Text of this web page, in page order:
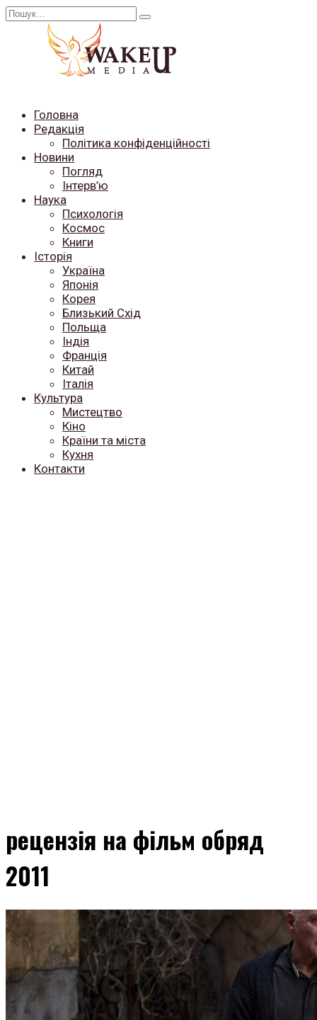
Перейти
Search
Головна
Редакція
Політика конфіденційності
Новини
Погляд
Інтерв’ю
Наука
Психологія
Космос
Книги
Історія
Україна
Японія
Корея
Близький Схід
Польща
Індія
Франція
Китай
Італія
Культура
Мистецтво
Кіно
Країни та міста
Кухня
Контакти
рецензія на фільм обряд
2011